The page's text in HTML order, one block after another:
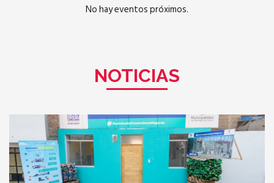
No hay eventos próximos.
NOTICIAS